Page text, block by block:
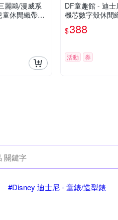
麗鷗/漫威系
休閒織帶錶
DF童趣館 - 迪
機芯數字殼休閒
錶 - 多款可選
$388
活動 券
#Disney 迪士尼 - 童錶/造型錶